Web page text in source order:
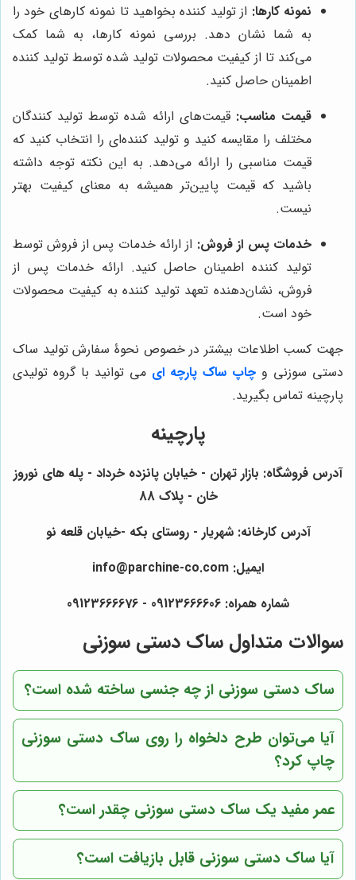
نمونه کارها: از تولید کننده بخواهید تا نمونه کارهای خود را
به شما نشان دهد. بررسی نمونه کارها، به شما کمک
می‌کند تا از کیفیت محصولات تولید شده توسط تولید کننده
اطمینان حاصل کنید.
قیمت مناسب: قیمت‌های ارائه شده توسط تولید کنندگان
مختلف را مقایسه کنید و تولید کننده‌ای را انتخاب کنید که
قیمت مناسبی را ارائه می‌دهد. به این نکته توجه داشته
باشید که قیمت پایین‌تر همیشه به معنای کیفیت بهتر
نیست.
خدمات پس از فروش: از ارائه خدمات پس از فروش توسط
تولید کننده اطمینان حاصل کنید. ارائه خدمات پس از
فروش، نشان‌دهنده تعهد تولید کننده به کیفیت محصولات
خود است.
جهت کسب اطلاعات بیشتر در خصوص نحوۀ سفارش تولید ساک
دستی سوزنی و چاپ ساک پارچه ای می توانید با گروه تولیدی
پارچینه تماس بگیرید.
پارچینه
آدرس فروشگاه: بازار تهران - خیابان پانزده خرداد - پله های نوروز
خان - پلاک 88
آدرس کارخانه: شهریار - روستای بکه -خیابان قلعه نو
ایمیل: info@parchine-co.com
شماره همراه: 09123666606 - 09123666676
سوالات متداول ساک دستی سوزنی
ساک دستی سوزنی از چه جنسی ساخته شده است؟
آیا می‌توان طرح دلخواه را روی ساک دستی سوزنی
چاپ کرد؟
عمر مفید یک ساک دستی سوزنی چقدر است؟
آیا ساک دستی سوزنی قابل بازیافت است؟